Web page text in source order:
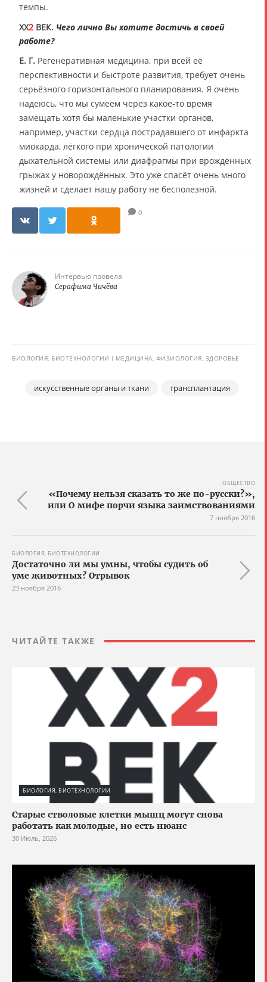
темпы.
XX2 ВЕК. Чего лично Вы хотите достичь в своей
работе?
Е. Г. Регенеративная медицина, при всей её
перспективности и быстроте развития, требует очень
серьёзного горизонтального планирования. Я очень
надеюсь, что мы сумеем через какое-то время
замещать хотя бы маленькие участки органов,
например, участки сердца пострадавшего от инфаркта
миокарда, лёгкого при хронической патологии
дыхательной системы или диафрагмы при врождённых
грыжах у новорождённых. Это уже спасёт очень много
жизней и сделает нашу работу не бесполезной.
0
Интервью провела
Серафима Чичёва
БИОЛОГИЯ, БИОТЕХНОЛОГИИ МЕДИЦИНА, ФИЗИОЛОГИЯ, ЗДОРОВЬЕ
искусственные органы и ткани трансплантация
ОБЩЕСТВО
«Почему нельзя сказать то же по-русски?»,
или О мифе порчи языка заимствованиями
7 ноября 2016
БИОЛОГИЯ, БИОТЕХНОЛОГИИ
Достаточно ли мы умны, чтобы судить об
уме животных? Отрывок
23 ноября 2016
ЧИТАЙТЕ ТАКЖЕ
БИОЛОГИЯ, БИОТЕХНОЛОГИИ
Старые стволовые клетки мышц могут снова
работать как молодые, но есть нюанс
30 Июль, 2026